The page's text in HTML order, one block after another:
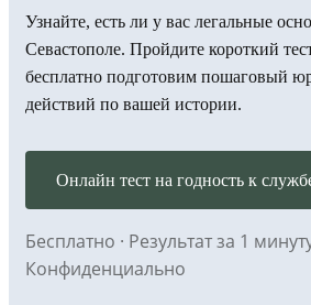
Узнайте, есть ли у вас легальные
Севастополе. Пройдите короткий
бесплатно подготовим пошаговый
действий по вашей истории.
Онлайн тест на годность к
Бесплатно · Результат за 1
Конфиденциально